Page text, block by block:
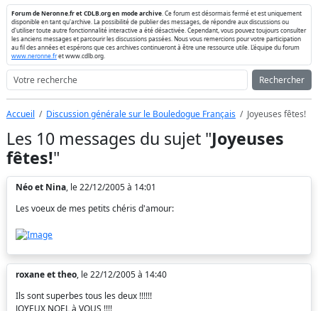
Forum de Neronne.fr et CDLB.org en mode archive . Ce forum est désormais fermé et est uniquement
disponible en tant qu'archive. La possibilité de publier des messages, de répondre aux discussions ou
d'utiliser toute autre fonctionnalité interactive a été désactivée. Cependant, vous pouvez toujours consulter
les anciens messages et parcourir les discussions passées. Nous vous remercions pour votre participation
au fil des années et espérons que ces archives continueront à être une ressource utile. L'équipe du forum
www.neronne.fret www.cdlb.org.
Rechercher
Accueil Discussion générale sur le Bouledogue Français Joyeuses fêtes!
Les 10 messages du sujet "Joyeuses
fêtes!"
Néo et Nina, le 22/12/2005 à 14:01
Les voeux de mes petits chéris d'amour:
roxane et theo, le 22/12/2005 à 14:40
Ils sont superbes tous les deux !!!!!!
JOYEUX NOEL à VOUS !!!!